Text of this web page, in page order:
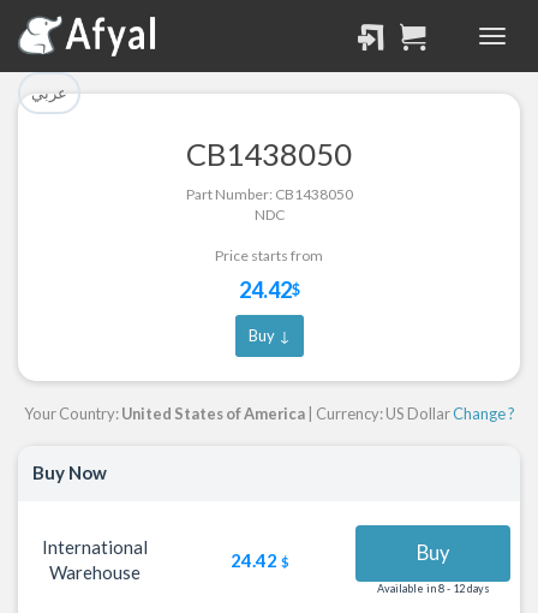
عربي
CB1438050
Part Number: CB1438050
NDC
Price starts from
24.42$
Buy ↓
Your Country:United States of America| Currency: US DollarChange ?
Buy Now
International
Warehouse
24.42 $ Buy
Available in 8 - 12 days
تم إضافة القطعة بنجاح.
Part Successfully
Selected
تم إضافة القطعة للسلة
بنجاح.
Part Added to Cart